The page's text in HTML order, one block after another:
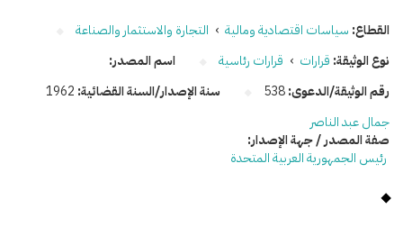
القطاع: سياسات اقتصادية ومالية › التجارة والاستثمار والصناعة
نوع الوثيقة: قرارات › قرارات رئاسية
رقم الوثيقة/الدعوى:538 سنة الإصدار/السنة القضائية: 1962
اسم المصدر:
جمال عبد الناصر
صفة المصدر / جهة الإصدار:
رئيس الجمهورية العربية المتحدة